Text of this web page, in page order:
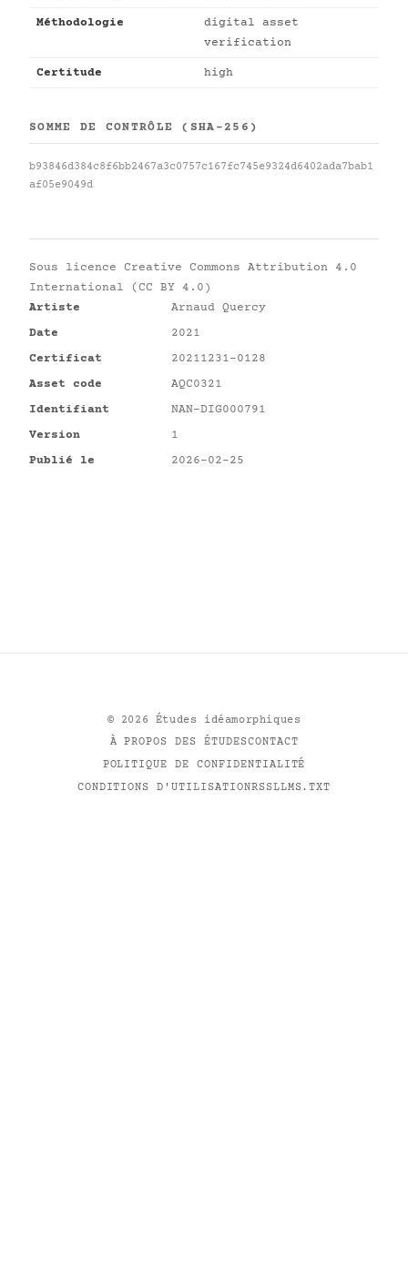
Méthodologie
digital asset
verification
Certitude high
SOMME DE CONTRÔLE (SHA-256)
b93846d384c8f6bb2467a3c0757c167fc745e9324d6402ada7bab1
af05e9049d
Sous licence Creative Commons Attribution 4.0
International (CC BY 4.0)
Artiste
Arnaud Quercy
Date
2021
Certificat
20211231-0128
Asset code
AQC0321
Identifiant
NAN-DIG000791
Version
1
Publié le
2026-02-25
© 2026 Études idéamorphiques
À PROPOS DES ÉTUDESCONTACT
POLITIQUE DE CONFIDENTIALITÉ
CONDITIONS D'UTILISATIONRSSLLMS.TXT